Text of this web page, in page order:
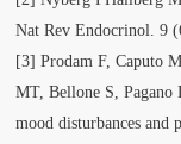
Nat Rev Endocrinol. 9
[3] Prodam F, Caputo
MT, Bellone S,
mood disturbances and